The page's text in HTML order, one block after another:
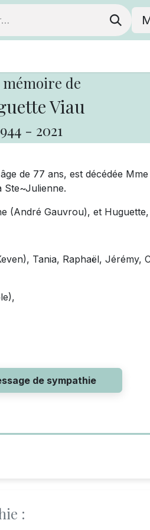
mémoire de
Viau
- 2021
de 77 ans, est décédée
Ste~Julienne.
(André Gauvrou), et Huguette,
Tania, Raphaël, Jérémy,
de sympathie
: